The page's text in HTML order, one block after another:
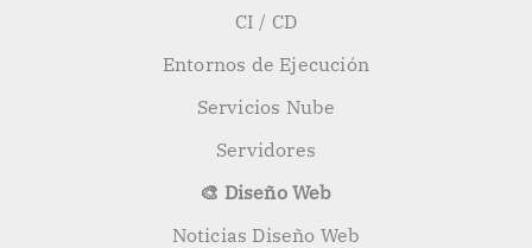
CI / CD
Entornos de Ejecución
Servicios Nube
Servidores
🎨 Diseño Web
Noticias Diseño Web